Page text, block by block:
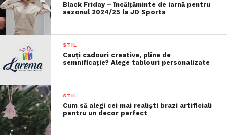
Black Friday – încălțăminte de iarnă pentru
sezonul 2024/25 la JD Sports
STIL
Cauți cadouri creative, pline de
semnificație? Alege tablouri personalizate
STIL
Cum să alegi cei mai realiști brazi artificiali
pentru un decor perfect